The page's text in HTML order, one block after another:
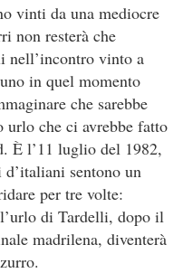
vinti da una mediocre
non resterà che
nell’incontro vinto a
in quel momento
che sarebbe
urlo che ci avrebbe fatto
È l’11 luglio del 1982,
sentono un
per tre volte:
di Tardelli, dopo il
madrilena, diventerà